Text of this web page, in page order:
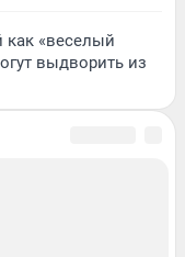
«веселый
выдворить из